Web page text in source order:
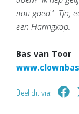
nou goed.' Tja,
een Haringkop.
Bas van Toor
Deel dit via: